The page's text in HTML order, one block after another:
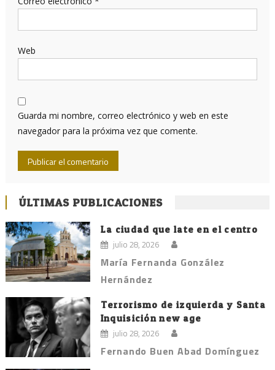
Web
Guarda mi nombre, correo electrónico y web en este
navegador para la próxima vez que comente.
ÚLTIMAS PUBLICACIONES
La ciudad que late en el centro
julio 28, 2026
María Fernanda González
Hernández
Terrorismo de izquierda y Santa
Inquisición new age
julio 28, 2026
Fernando Buen Abad Domínguez